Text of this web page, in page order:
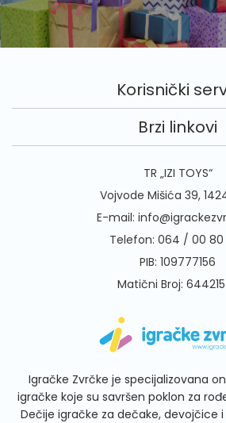
Korisnički
Brzi linkovi
TR „IZI TOYS“
Vojvode Mišića 39,
E-mail:
Telefon: 064 / 00 80
PIB: 109777156
Matični Broj:
Igračke Zvrčke je specijalizovana
igračke koje su savršen poklon za
Dečije igračke za dečake, devojčice